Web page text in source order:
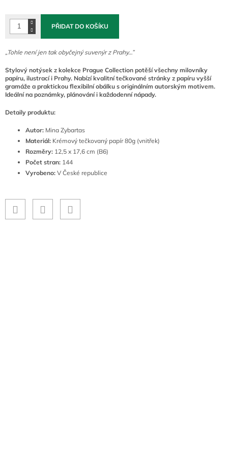
PŘIDAT DO KOŠÍKU
„Tohle není jen tak obyčejný suvenýr z Prahy…”
Stylový notýsek z kolekce Prague Collection potěší všechny milovníky
papíru, ilustrací i Prahy. Nabízí kvalitní tečkované stránky z papíru vyšší
gramáže a praktickou flexibilní obálku s originálním autorským motivem.
Ideální na poznámky, plánování i každodenní nápady.
Detaily produktu:
Autor: Mina Zybartas
Materiál: Krémový tečkovaný papír 80g (vnitřek)
Rozměry: 12,5 x 17,6 cm (B6)
Počet stran: 144
Vyrobeno: V České republice